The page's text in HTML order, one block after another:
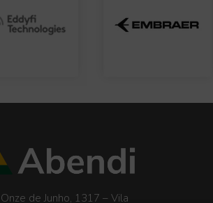
de Junho, 1317 – Vila